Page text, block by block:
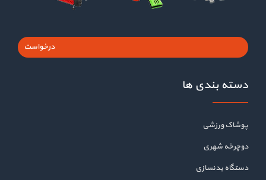
درخواست
دسته بندی ها
پوشاک ورزشی
دوچرخه شهری
دستگاه بدنسازی